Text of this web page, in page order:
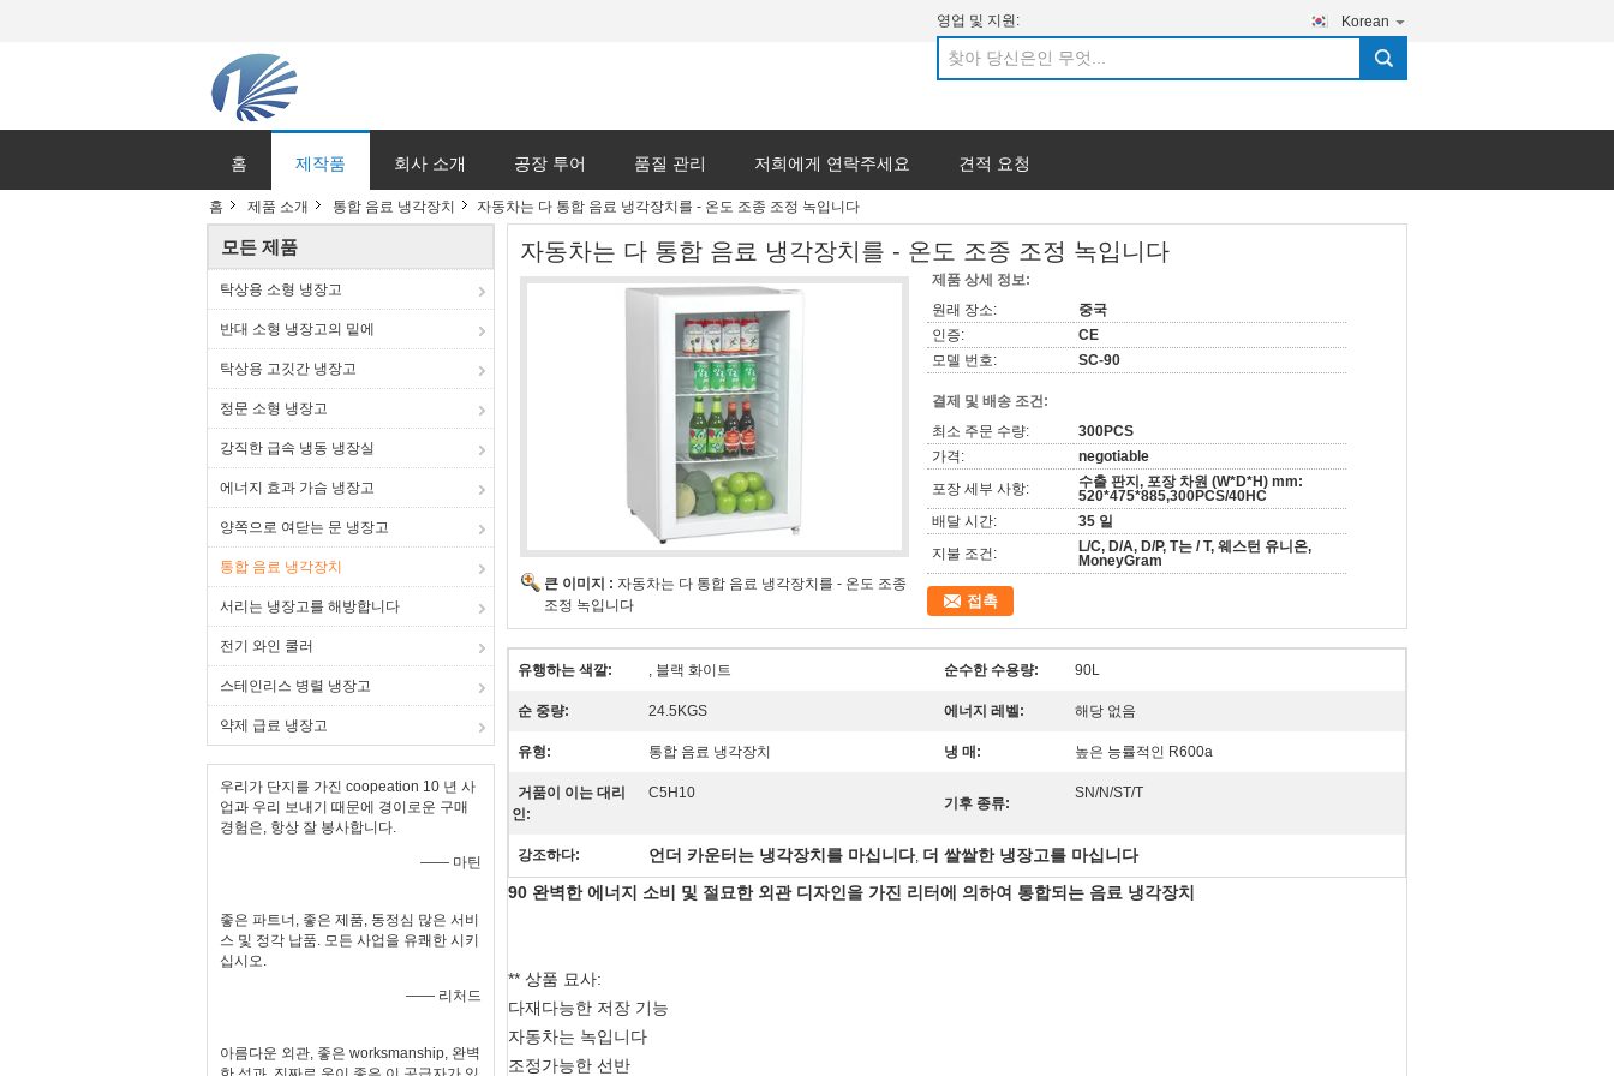
영업 및 지원: Korean
search
홈 제작품 회사 소개 공장 투어 품질 관리 저희에게 연락주세요 견적 요청
홈 제품 소개 통합 음료 냉각장치 자동차는 다 통합 음료 냉각장치를 - 온도 조종 조정 녹입니다
모든 제품
탁상용 소형 냉장고
반대 소형 냉장고의 밑에
탁상용 고깃간 냉장고
정문 소형 냉장고
강직한 급속 냉동 냉장실
에너지 효과 가슴 냉장고
양쪽으로 여닫는 문 냉장고
통합 음료 냉각장치
서리는 냉장고를 해방합니다
전기 와인 쿨러
스테인리스 병렬 냉장고
약제 급료 냉장고
우리가 단지를 가진 coopeation 10 년 사
업과 우리 보내기 때문에 경이로운 구매
경험은, 항상 잘 봉사합니다.
—— 마틴
좋은 파트너, 좋은 제품, 동정심 많은 서비
스 및 정각 납품. 모든 사업을 유쾌한 시키
십시오.
—— 리처드
아름다운 외관, 좋은 worksmanship, 완벽
자동차는 다 통합 음료 냉각장치를 - 온도 조종 조정 녹입니다
큰 이미지 : 자동차는 다 통합 음료 냉각장치를 - 온도 조종
조정 녹입니다
제품 상세 정보:
원래 장소:
중국
인증:
CE
모델 번호:
SC-90
결제 및 배송 조건:
최소 주문 수량:
300PCS
가격:
negotiable
포장 세부 사항:
수출 판지, 포장 차원 (W*D*H) mm:
520*475*885,300PCS/40HC
배달 시간:
35 일
지불 조건:
L/C, D/A, D/P, T는 / T, 웨스턴 유니온,
MoneyGram
접촉
유행하는 색깔: , 블랙 화이트 순수한 수용량: 90L
순 중량: 24.5KGS 에너지 레벨: 해당 없음
유형: 통합 음료 냉각장치 냉 매: 높은 능률적인 R600a
거품이 이는 대리
인:
C5H10
기후 종류:
SN/N/ST/T
강조하다: 언더 카운터는 냉각장치를 마십니다, 더 쌀쌀한 냉장고를 마십니다
90 완벽한 에너지 소비 및 절묘한 외관 디자인을 가진 리터에 의하여 통합되는 음료 냉각장치
** 상품 묘사:
다재다능한 저장 기능
자동차는 녹입니다
조정가능한 선반